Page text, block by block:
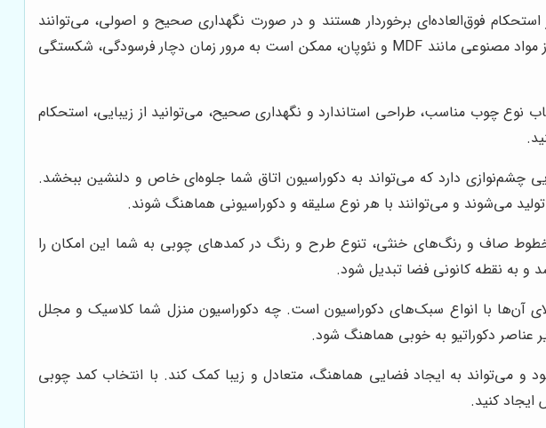
فوق‌العاده‌ای برخوردار هستند و در صورت نگهداری صحیح و اصولی، می‌توانند
دهه‌ها بدون افت کیفیت و کارایی، به شما خدمت کنند. این در حالی است که کمدهای ساخته شده از مواد مصنوعی مانند MDF و نئوپان، ممکن است به مرور زمان دچار فرسودگی، شکستگی
چوب مناسب، طراحی استاندارد و نگهداری صحیح، می‌توانید از زیبایی، استحکام
چشم‌نوازی دارد که می‌تواند به دکوراسیون اتاق شما جلوه‌ای خاص و دلنشین ببخشد.
می‌شوند و می‌توانند با هر نوع سلیقه و دکوراسیونی هماهنگ شوند.
صاف و رنگ‌های خنثی، تنوع طرح و رنگ در کمدهای چوبی به شما این امکان را
و به نقطه کانونی فضا تبدیل شود.
آن‌ها با انواع سبک‌های دکوراسیون است. چه دکوراسیون منزل شما کلاسیک و مجلل
عناصر دکوراتیو به خوبی هماهنگ شود.
و می‌تواند به ایجاد فضایی هماهنگ، متعادل و زیبا کمک کند. با انتخاب کمد چوبی
کنید.